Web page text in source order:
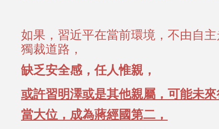
如果，習近平在當前環境，不由自
獨裁道路，
缺乏安全感，任人惟親，
或許習明澤或是其他親屬，可能未
當大位，成為蔣經國第二，